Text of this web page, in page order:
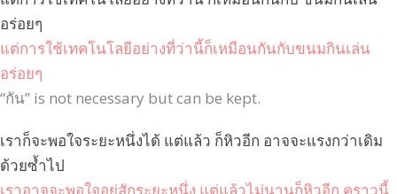
อร่อยๆ
แต่การใช้เทคโนโลยีอย่างที่ว่านี้ก็เหมือนกันกับขนมกินเล่น
อร่อยๆ
“กัน” is not necessary but can be kept.
เราก็จะพอใจระยะหนึ่งได้ แต่แล้ว ก็หิวอีก อาจจะแรงกว่าเดิม
ด้วยซ้ำไป